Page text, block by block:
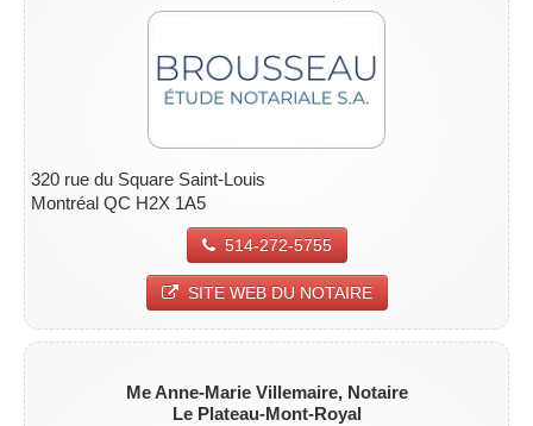
320 rue du Square Saint-Louis
Montréal QC H2X 1A5
514-272-5755
SITE WEB DU NOTAIRE
Me Anne-Marie Villemaire, Notaire
Le Plateau-Mont-Royal